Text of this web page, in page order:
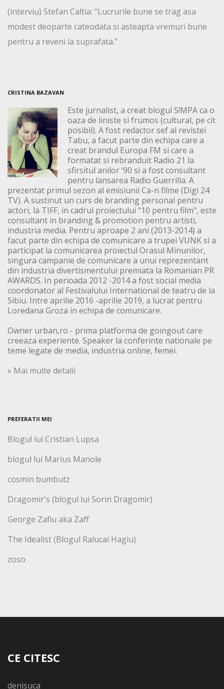
(interviu) Stefan Caltia: “Lucrurile bune se trag asa
modest deoparte cateodata si asteapta vremuri bune
pentru a reveni la suprafata.”
CRISTINA BAZAVAN
Este jurnalist, a creat blogul S!MPA ca o
oaza de liniste si frumos (cultural, pe cit
posibil). A fost redactor sef al revistei
Tabu, a facut parte din echipa care a
creat brandul Europa FM si care a
formatat si rebranduit Radio 21 la
sfirsitul anilor ‘90 si a fost consultant
pentru lansarea Radio Guerrilla. A
prezentat primul sezon al emisiunii Ca-n filme (Digi 24
TV). A sustinut un curs de branding personal pentru
actori, la TIFF, in cadrul proiectului "10 pentru film", este
consultant in branding & promotion pentru artisti,
industria media. Pentru aproape 2 ani (2013-2014) a
facut parte din echipa de comunicare a trupei VUNK si a
participat la comunicarea proiectul Orasul Minunilor,
singura campanie de comunicare a unui reprezentant
din industria divertismentului premiata la Romanian PR
AWARDS. In perioada 2012 -2014 a fost social media
coordonator al Festivalului International de teatru de la
Sibiu. Intre aprilie 2016 -aprilie 2019, a lucrat pentru
Loredana Groza in echipa de comunicare.
Owner urban,ro - prima platforma de goingout care
creeaza experiente. Speaker la conferinte nationale pe
teme legate de media, industria online, femei.
» Mai multe detalii
PREFERATII MEI
Blogul lui Cristian Lupsa
blogul lui Marius Manole
cosmin bumbutz
Dragomir's (blogul lui Sorin Dragomir)
George Zafiu aka Zaff
The Idealist (Blogul Ralucai Hagiu)
zoso
CE CITESC
denisuca